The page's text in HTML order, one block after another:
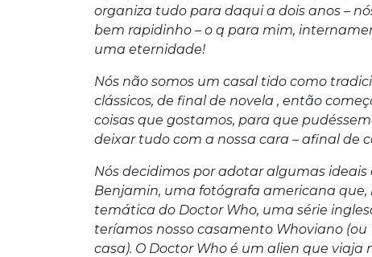
organiza tudo para daqui a dois anos –
bem rapidinho – o q para mim,
uma eternidade!
Nós não somos um casal tido como
clássicos, de final de novela , então
coisas que gostamos, para que
deixar tudo com a nossa cara – afinal de
Nós decidimos por adotar algumas
Benjamin, uma fotógrafa americana
temática do Doctor Who, uma série
teríamos nosso casamento Whoviano
casa). O Doctor Who é um alien que